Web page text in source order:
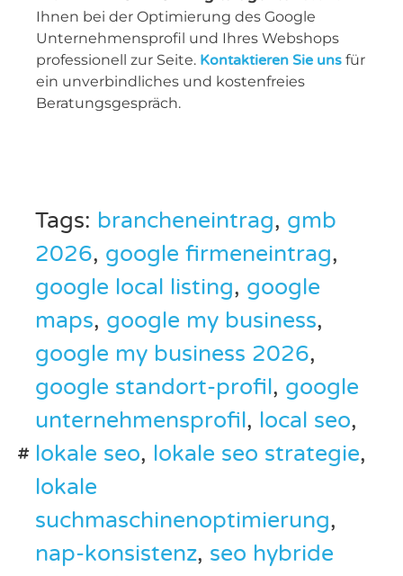
Ihnen bei der Optimierung des Google
Unternehmensprofil und Ihres Webshops
professionell zur Seite. Kontaktieren Sie uns für
ein unverbindliches und kostenfreies
Beratungsgespräch.
Tags: brancheneintrag, gmb
2026, google firmeneintrag,
google local listing, google
maps, google my business,
google my business 2026,
google standort-profil, google
unternehmensprofil, local seo,
lokale seo, lokale seo strategie,
lokale
suchmaschinenoptimierung,
nap-konsistenz, seo hybride